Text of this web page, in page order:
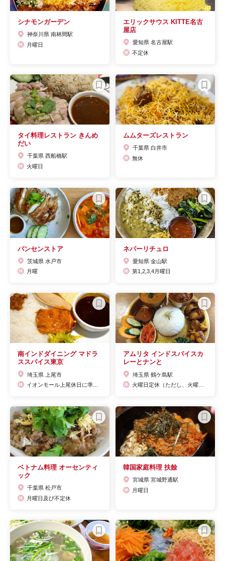
シナモンガーデン
神奈川県 南林間駅
月曜日
エリックサウス KITTE名古
屋店
愛知県 名古屋駅
不定休
タイ料理レストラン きんめ
だい
千葉県 西船橋駅
火曜日
ムムターズレストラン
千葉県 白井市
無休
バンセンストア
茨城県 水戸市
月曜
ネパーリチュロ
愛知県 金山駅
第1,2,3,4月曜日
南インドダイニング マドラ
ススパイス東京
埼玉県 上尾市
アムリタ インドスパイスカ
レーとナンと
埼玉県 鶴ケ島駅
ベトナム料理 オーセンティ
ック
千葉県 松戸市
月曜日及び不定休
韓国家庭料理 扶餘
宮城県 宮城野通駅
月曜日